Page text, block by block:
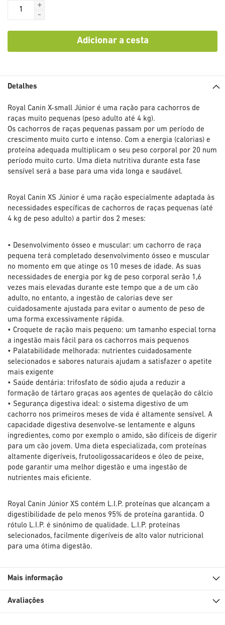
+
-
Adicionar a cesta
Detalhes
Royal Canin X-small Júnior é uma ração para cachorros de
raças muito pequenas (peso adulto até 4 kg).
Os cachorros de raças pequenas passam por um período de
crescimento muito curto e intenso. Com a energia (calorias) e
proteína adequada multiplicam o seu peso corporal por 20 num
período muito curto. Uma dieta nutritiva durante esta fase
sensível será a base para uma vida longa e saudável.
Royal Canin XS Júnior é uma ração especialmente adaptada às
necessidades específicas de cachorros de raças pequenas (até
4 kg de peso adulto) a partir dos 2 meses:
• Desenvolvimento ósseo e muscular: um cachorro de raça
pequena terá completado desenvolvimento ósseo e muscular
no momento em que atinge os 10 meses de idade. As suas
necessidades de energia por kg de peso corporal serão 1,6
vezes mais elevadas durante este tempo que a de um cão
adulto, no entanto, a ingestão de calorias deve ser
cuidadosamente ajustada para evitar o aumento de peso de
uma forma excessivamente rápida.
• Croquete de ração mais pequeno: um tamanho especial torna
a ingestão mais fácil para os cachorros mais pequenos
• Palatabilidade melhorada: nutrientes cuidadosamente
selecionados e sabores naturais ajudam a satisfazer o apetite
mais exigente
• Saúde dentária: trifosfato de sódio ajuda a reduzir a
formação de tártaro graças aos agentes de quelação do cálcio
• Segurança digestiva ideal: o sistema digestivo de um
cachorro nos primeiros meses de vida é altamente sensível. A
capacidade digestiva desenvolve-se lentamente e alguns
ingredientes, como por exemplo o amido, são difíceis de digerir
para um cão jovem. Uma dieta especializada, com proteínas
altamente digeríveis, frutooligossacarídeos e óleo de peixe,
pode garantir uma melhor digestão e uma ingestão de
nutrientes mais eficiente.
Royal Canin Júnior XS contém L.I.P. proteínas que alcançam a
digestibilidade de pelo menos 95% de proteína garantida. O
rótulo L.I.P. é sinónimo de qualidade. L.I.P. proteínas
selecionados, facilmente digeríveis de alto valor nutricional
para uma ótima digestão.
Mais informação
Avaliações